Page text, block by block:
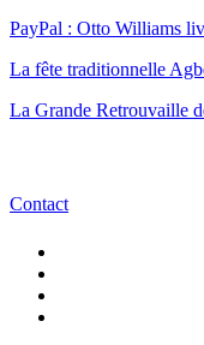
PayPal : Otto Williams
La fête traditionnelle
La Grande Retrouvaille
Contact